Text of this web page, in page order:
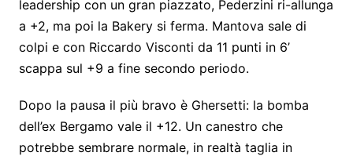
leadership con un gran piazzato, Pederzini ri-allunga
a +2, ma poi la Bakery si ferma. Mantova sale di
colpi e con Riccardo Visconti da 11 punti in 6’
scappa sul +9 a fine secondo periodo.
Dopo la pausa il più bravo è Ghersetti: la bomba
dell’ex Bergamo vale il +12. Un canestro che
potrebbe sembrare normale, in realtà taglia in